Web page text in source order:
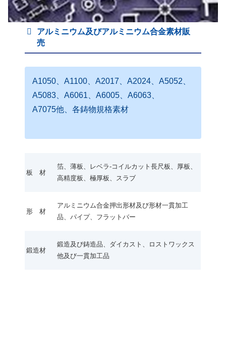
アルミニウム及びアルミニウム合金素材販
売
A1050、A1100、A2017、A2024、A5052、
A5083、A6061、A6005、A6063、
A7075他、各鋳物規格素材
板 材
箔、薄板、レベラ-コイルカット長尺板、厚板、
高精度板、極厚板、スラブ
形 材
アルミニウム合金押出形材及び形材一貫加工
品、パイプ、フラットバー
鍛造材
鍛造及び鋳造品、ダイカスト、ロストワックス
他及び一貫加工品